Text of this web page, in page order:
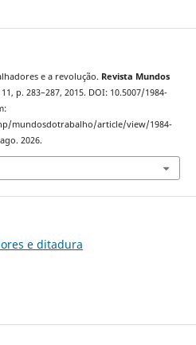
e a revolução. Revista Mundos
p. 283–287, 2015. DOI: 10.5007/1984-
mundosdotrabalho/article/view/1984-
2026.
e ditadura